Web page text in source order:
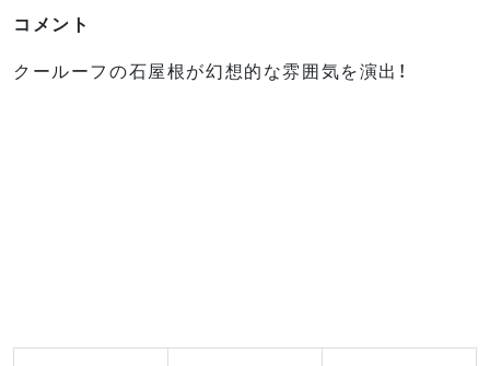
コメント
クールーフの石屋根が幻想的な雰囲気を演出！